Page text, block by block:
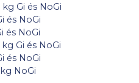
kg Gi és NoGi
és NoGi
és NoGi
Gi és NoGi
és NoGi
NoGi